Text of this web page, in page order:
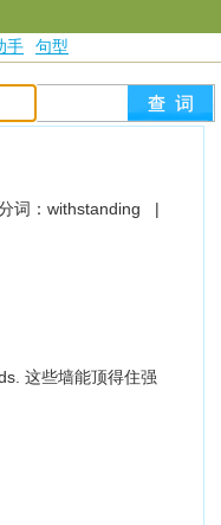
手 句型
词：withstanding |
这些墙能顶得住强